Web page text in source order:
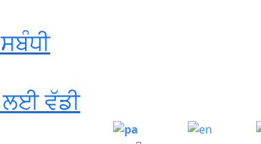
ਲਈ ਵੱਡੀ